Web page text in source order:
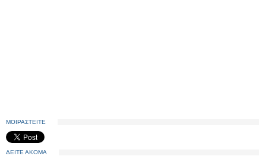
ΜΟΙΡΑΣΤΕΙΤΕ
ΔΕΙΤΕ ΑΚΟΜΑ